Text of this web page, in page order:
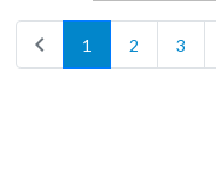
chevron_left 1 2 3